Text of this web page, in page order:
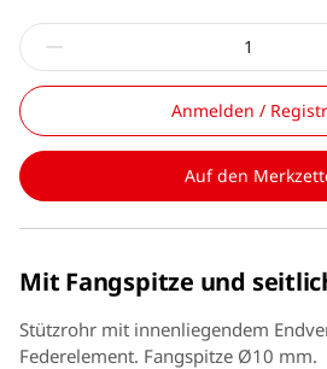
Anmelden /
Auf den
Mit Fangspitze und
Stützrohr mit innenliegendem
Federelement. Fangspitze Ø10 mm.